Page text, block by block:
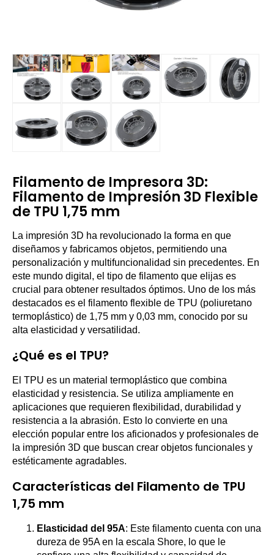
Filamento de Impresora 3D:
Filamento de Impresión 3D Flexible
de TPU 1,75 mm
La impresión 3D ha revolucionado la forma en que
diseñamos y fabricamos objetos, permitiendo una
personalización y multifuncionalidad sin precedentes. En
este mundo digital, el tipo de filamento que elijas es
crucial para obtener resultados óptimos. Uno de los más
destacados es el filamento flexible de TPU (poliuretano
termoplástico) de 1,75 mm y 0,03 mm, conocido por su
alta elasticidad y versatilidad.
¿Qué es el TPU?
El TPU es un material termoplástico que combina
elasticidad y resistencia. Se utiliza ampliamente en
aplicaciones que requieren flexibilidad, durabilidad y
resistencia a la abrasión. Esto lo convierte en una
elección popular entre los aficionados y profesionales de
la impresión 3D que buscan crear objetos funcionales y
estéticamente agradables.
Características del Filamento de TPU
1,75 mm
Elasticidad del 95A: Este filamento cuenta con una
dureza de 95A en la escala Shore, lo que le